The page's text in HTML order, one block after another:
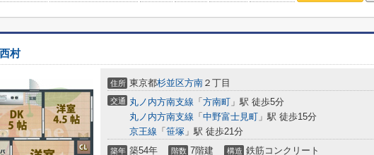
村
住所 東京都杉並区方南 ２丁目
交通 丸ノ内方南支線 「 方南町 」駅 徒歩5分
丸ノ内方南支線 「 中野富士見町 」駅 徒歩15分
京王線 「 笹塚 」駅 徒歩21分
築年 築54年 階数 7階建 構造 鉄筋コンクリート